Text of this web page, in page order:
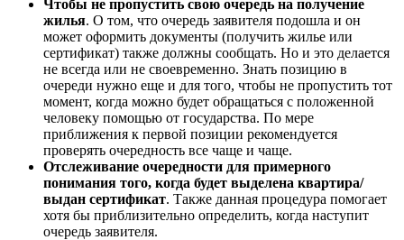
Чтобы не пропустить свою очередь на получение
жилья. О том, что очередь заявителя подошла и он
может оформить документы (получить жилье или
сертификат) также должны сообщать. Но и это делается
не всегда или не своевременно. Знать позицию в
очереди нужно еще и для того, чтобы не пропустить тот
момент, когда можно будет обращаться с положенной
человеку помощью от государства. По мере
приближения к первой позиции рекомендуется
проверять очередность все чаще и чаще.
Отслеживание очередности для примерного
понимания того, когда будет выделена квартира/
выдан сертификат. Также данная процедура помогает
хотя бы приблизительно определить, когда наступит
очередь заявителя.